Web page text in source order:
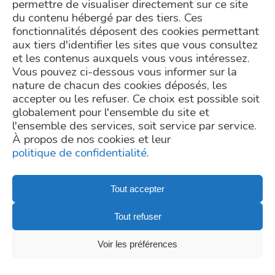
permettre de visualiser directement sur ce site
du contenu hébergé par des tiers. Ces
fonctionnalités déposent des cookies permettant
aux tiers d'identifier les sites que vous consultez
et les contenus auxquels vous vous intéressez.
Vous pouvez ci-dessous vous informer sur la
nature de chacun des cookies déposés, les
accepter ou les refuser. Ce choix est possible soit
globalement pour l'ensemble du site et
l'ensemble des services, soit service par service.
À propos de nos cookies et leur
politique de confidentialité.
Tout accepter
Tout refuser
Voir les préférences
FROM THE SAME AUTHOR
>The gut microbiome: a source of innovation, a potential of
functions to be discovered and explored
> The intestinal microbiota: high-resolution characterisation for a
better understanding of the link with our health
Autisme : et si le microbiote intestinal pouvait être une nouvelle
piste thérapeutique ?
>World Microbiome Day – Microbiome Diversity
>GUT MICROBIOME, player in the COVID-19 infection ?
cil-dpo@inrae.fror by
post at INRAE - 24,
chemin de Borde Rouge –
Auzeville – CS52627 –
31326 Castanet Tolosan
cedex – France. For more
information regarding the
processing of your
personal data, you can
consult ourprivacy policy
.